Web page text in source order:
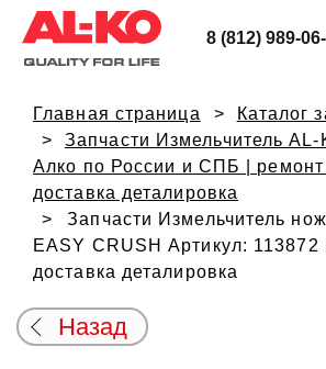
8 (812) 989-
Главная страница
Каталог
Запчасти Измельчитель AL-
Алко по России и СПБ |
доставка деталировка
Запчасти Измельчитель
EASY CRUSH Артикул:
доставка деталировка
Назад